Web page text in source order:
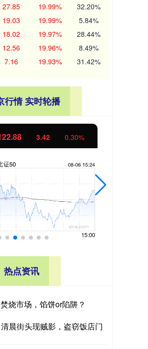
27.85 19.99% 32.20%
19.03 19.99% 5.84%
18.02 19.97% 28.44%
12.56 19.96% 8.49%
7.16 19.93% 31.42%
行情 实时轮播
3.42 0.30%
热点资讯
烧市场，馅饼or陷阱？
晨街头现贼影，盗窃饭店门